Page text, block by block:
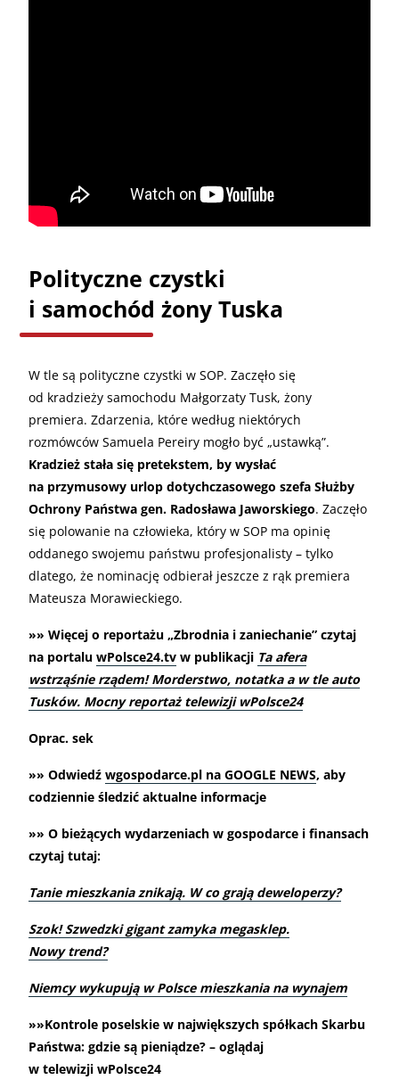
Polityczne czystki
i samochód żony Tuska
W tle są polityczne czystki w SOP. Zaczęło się
od kradzieży samochodu Małgorzaty Tusk, żony
premiera. Zdarzenia, które według niektórych
rozmówców Samuela Pereiry mogło być „ustawką”.
Kradzież stała się pretekstem, by wysłać
na przymusowy urlop dotychczasowego szefa Służby
Ochrony Państwa gen. Radosława Jaworskiego. Zaczęło
się polowanie na człowieka, który w SOP ma opinię
oddanego swojemu państwu profesjonalisty – tylko
dlatego, że nominację odbierał jeszcze z rąk premiera
Mateusza Morawieckiego.
»» Więcej o reportażu „Zbrodnia i zaniechanie” czytaj
na portalu wPolsce24.tv w publikacji Ta afera
wstrząśnie rządem! Morderstwo, notatka a w tle auto
Tusków. Mocny reportaż telewizji wPolsce24
Oprac. sek
»» Odwiedź wgospodarce.pl na GOOGLE NEWS, aby
codziennie śledzić aktualne informacje
»» O bieżących wydarzeniach w gospodarce i finansach
czytaj tutaj:
Tanie mieszkania znikają. W co grają deweloperzy?
Szok! Szwedzki gigant zamyka megasklep.
Nowy trend?
Niemcy wykupują w Polsce mieszkania na wynajem
»»Kontrole poselskie w największych spółkach Skarbu
Państwa: gdzie są pieniądze? – oglądaj
w telewizji wPolsce24